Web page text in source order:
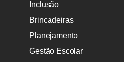
Inclusão
Brincadeiras
Planejamento
Gestão Escolar